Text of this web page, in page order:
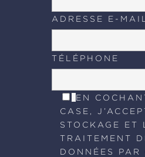
ADRESSE E-MAIL
TÉLÉPHONE
EN
CASE,
STOCKAGE ET
TRAITEMENT
DONNÉES PAR